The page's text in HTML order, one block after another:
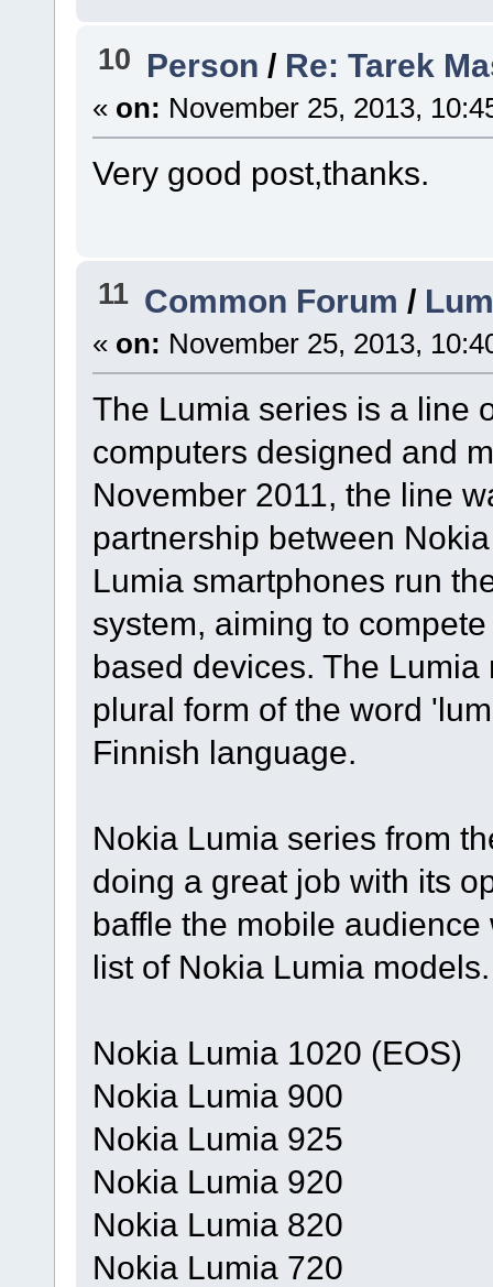
10 Person / Re: Tarek
« on: November 25, 2013,
Very good post,thanks.
11 Common Forum /
« on: November 25, 2013,
The Lumia series is a line
computers designed and
November 2011, the line
partnership between
Lumia smartphones run
system, aiming to
based devices. The
plural form of the word
Finnish language.
Nokia Lumia series from
doing a great job with its
baffle the mobile
list of Nokia Lumia
Nokia Lumia 1020 (EOS)
Nokia Lumia 900
Nokia Lumia 925
Nokia Lumia 920
Nokia Lumia 820
Nokia Lumia 720